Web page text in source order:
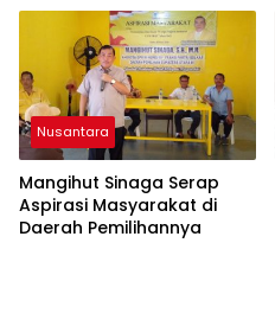
Nusantara
Mangihut Sinaga Serap
Aspirasi Masyarakat di
Daerah Pemilihannya